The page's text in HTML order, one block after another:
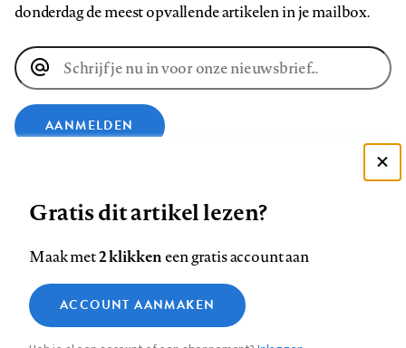
donderdag de meest opvallende artikelen in je mailbox.
E-
mailadres
AANMELDEN
op
Facebook
op
LinkedIn
op
Bluesky
ons
op
InstagramYouTube
Footer
Contact Colofon Disclaimer Privacy
Medische vragen verdienen
betrouwbare antwoorden
Zie onze cookie policy
Analytische cookies
Gratis dit artikel lezen?
Maak met2 klikkeneen gratis account aan
ACCOUNT AANMAKEN